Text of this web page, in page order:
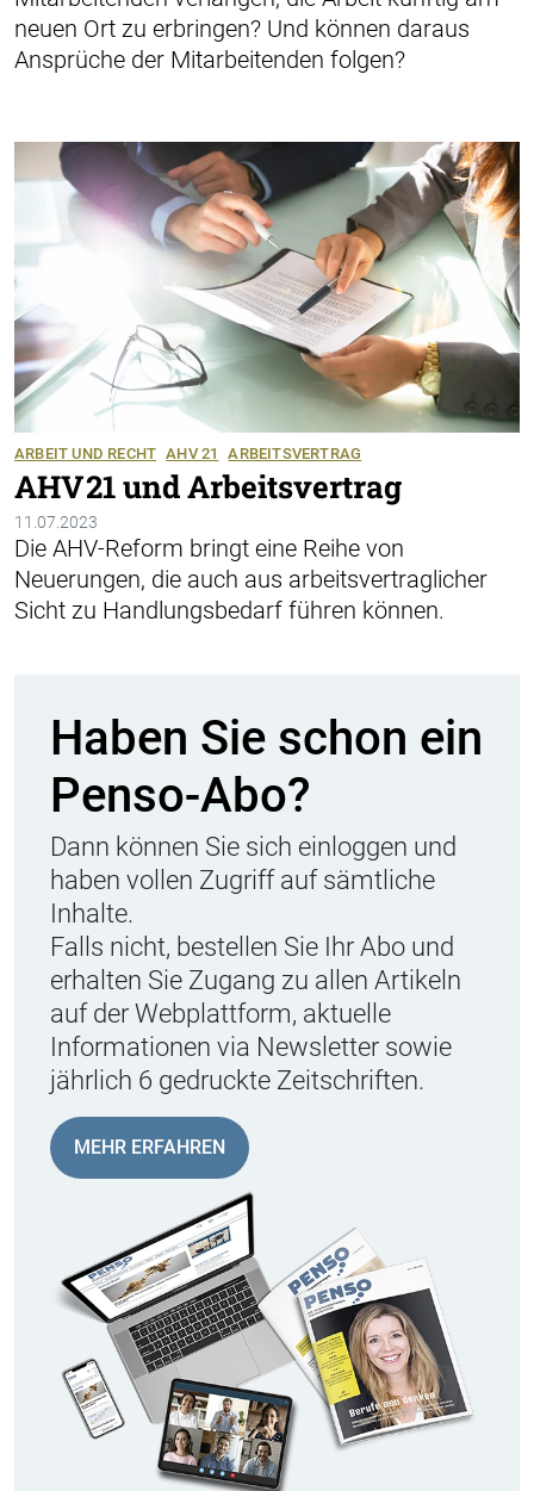
neuen Ort zu erbringen? Und können daraus
Ansprüche der Mitarbeitenden folgen?
ARBEIT UND RECHT AHV 21 ARBEITSVERTRAG
AHV 21 und Arbeitsvertrag
11.07.2023
Die AHV-Reform bringt eine Reihe von
Neuerungen, die auch aus arbeitsvertraglicher
Sicht zu Handlungsbedarf führen können.
Haben Sie schon ein
Penso-Abo?
Dann können Sie sich einloggen und
haben vollen Zugriff auf sämtliche
Inhalte.
Falls nicht, bestellen Sie Ihr Abo und
erhalten Sie Zugang zu allen Artikeln
auf der Webplattform, aktuelle
Informationen via Newsletter sowie
jährlich 6 gedruckte Zeitschriften.
MEHR ERFAHREN